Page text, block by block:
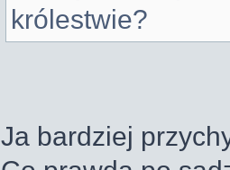
królestwie?
Ja bardziej